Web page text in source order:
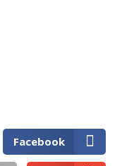
Facebook